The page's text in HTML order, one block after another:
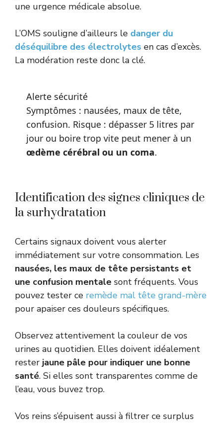
une urgence médicale absolue.
L’OMS souligne d’ailleurs le danger du
déséquilibre des électrolytes en cas d’excès.
La modération reste donc la clé.
Alerte sécurité
Symptômes : nausées, maux de tête,
confusion. Risque : dépasser 5 litres par
jour ou boire trop vite peut mener à un
œdème cérébral ou un coma.
Identification des signes cliniques de
la surhydratation
Certains signaux doivent vous alerter
immédiatement sur votre consommation. Les
nausées, les maux de tête persistants et
une confusion mentale sont fréquents. Vous
pouvez tester ce remède mal tête grand-mère
pour apaiser ces douleurs spécifiques.
Observez attentivement la couleur de vos
urines au quotidien. Elles doivent idéalement
rester jaune pâle pour indiquer une bonne
santé. Si elles sont transparentes comme de
l’eau, vous buvez trop.
Vos reins s’épuisent aussi à filtrer ce surplus